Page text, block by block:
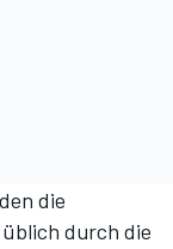
die
durch die